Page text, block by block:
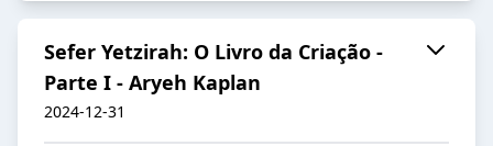
Sefer Yetzirah: O Livro da Criação -
Parte I - Aryeh Kaplan
2024-12-31